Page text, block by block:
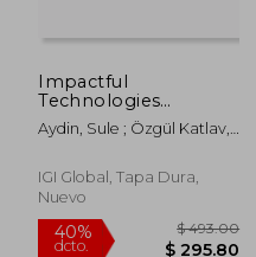
Impactful
Technologies
Transforming the
Food Industry (en
Aydin, Sule ; Özgül Katlav,
IGI Global, Tapa Dura,
Nuevo